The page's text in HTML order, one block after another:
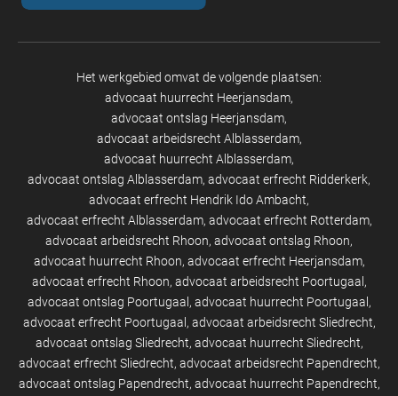
Het werkgebied omvat de volgende plaatsen:
advocaat huurrecht Heerjansdam
advocaat ontslag Heerjansdam
advocaat arbeidsrecht Alblasserdam
advocaat huurrecht Alblasserdam
advocaat ontslag Alblasserdam advocaat erfrecht Ridderkerk
advocaat erfrecht Hendrik Ido Ambacht
advocaat erfrecht Alblasserdam advocaat erfrecht Rotterdam
advocaat arbeidsrecht Rhoon advocaat ontslag Rhoon
advocaat huurrecht Rhoon advocaat erfrecht Heerjansdam
advocaat erfrecht Rhoon advocaat arbeidsrecht Poortugaal
advocaat ontslag Poortugaal
advocaat huurrecht Poortugaal
advocaat erfrecht Poortugaal
advocaat arbeidsrecht Sliedrecht
advocaat ontslag Sliedrecht advocaat huurrecht Sliedrecht
advocaat erfrecht Sliedrecht advocaat arbeidsrecht Papendrecht
advocaat ontslag Papendrecht advocaat huurrecht Papendrecht